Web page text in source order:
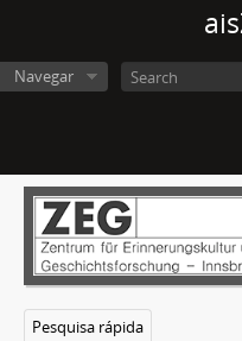
Navegar
Pesquisa rápida